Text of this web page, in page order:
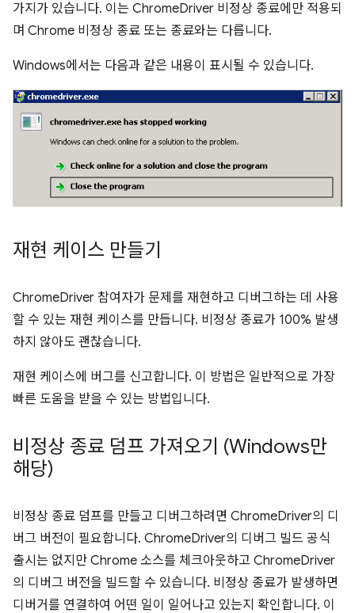
가지가 있습니다. 이는 ChromeDriver 비정상 종료에만 적용되
며 Chrome 비정상 종료 또는 종료와는 다릅니다.
Windows에서는 다음과 같은 내용이 표시될 수 있습니다.
재현 케이스 만들기
ChromeDriver 참여자가 문제를 재현하고 디버그하는 데 사용
할 수 있는 재현 케이스를 만듭니다. 비정상 종료가 100% 발생
하지 않아도 괜찮습니다.
재현 케이스에 버그를 신고합니다. 이 방법은 일반적으로 가장
빠른 도움을 받을 수 있는 방법입니다.
비정상 종료 덤프 가져오기 (Windows만
해당)
비정상 종료 덤프를 만들고 디버그하려면 ChromeDriver의 디
버그 버전이 필요합니다. ChromeDriver의 디버그 빌드 공식
출시는 없지만 Chrome 소스를 체크아웃하고 ChromeDriver
의 디버그 버전을 빌드할 수 있습니다. 비정상 종료가 발생하면
디버거를 연결하여 어떤 일이 일어나고 있는지 확인합니다. 이